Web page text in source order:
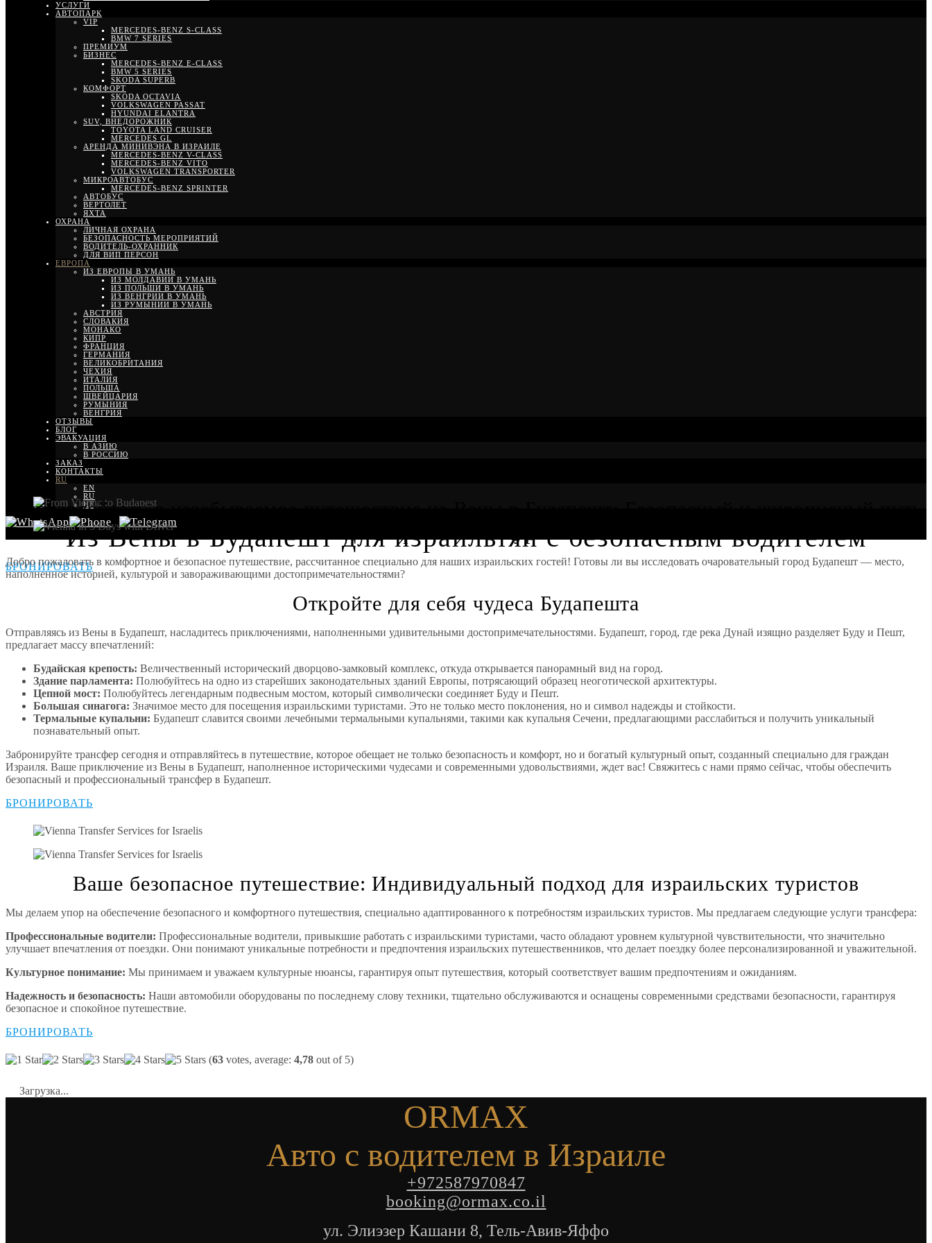
УСЛУГИ
АВТОПАРК
VIP
MERCEDES-BENZ S-CLASS
BMW 7 SERIES
ПРЕМИУМ
БИЗНЕС
MERCEDES-BENZ E-CLASS
BMW 5 SERIES
SKODA SUPERB
КОМФОРТ
SKODA OCTAVIA
VOLKSWAGEN PASSAT
HYUNDAI ELANTRA
SUV, ВНЕДОРОЖНИК
TOYOTA LAND CRUISER
MERCEDES GL
АРЕНДА МИНИВЭНА В ИЗРАИЛЕ
MERCEDES-BENZ V-CLASS
MERCEDES-BENZ VITO
VOLKSWAGEN TRANSPORTER
МИКРОАВТОБУС
MERCEDES-BENZ SPRINTER
АВТОБУС
ВЕРТОЛЕТ
ЯХТА
ОХРАНА
ЛИЧНАЯ ОХРАНА
БЕЗОПАСНОСТЬ МЕРОПРИЯТИЙ
ВОДИТЕЛЬ-ОХРАННИК
ДЛЯ ВИП ПЕРСОН
ЕВРОПА
ИЗ ЕВРОПЫ В УМАНЬ
ИЗ МОЛДАВИИ В УМАНЬ
ИЗ ПОЛЬШИ В УМАНЬ
ИЗ ВЕНГРИИ В УМАНЬ
ИЗ РУМЫНИИ В УМАНЬ
АВСТРИЯ
СЛОВАКИЯ
МОНАКО
КИПР
ФРАНЦИЯ
ГЕРМАНИЯ
ВЕЛИКОБРИТАНИЯ
ЧЕХИЯ
ИТАЛИЯ
ПОЛЬША
ШВЕЙЦАРИЯ
РУМЫНИЯ
ВЕНГРИЯ
ОТЗЫВЫ
БЛОГ
ЭВАКУАЦИЯ
В АЗИЮ
В РОССИЮ
ЗАКАЗ
КОНТАКТЫ
RU
EN
RU
HE
Из Вены в Будапешт для израильтян с безопасным водителем
БРОНИРОВАТЬ
Отправляйтесь в незабываемое путешествие из Вены в Будапешт: Безопасный и живописный путь
Добро пожаловать в комфортное и безопасное путешествие, рассчитанное специально для наших израильских гостей! Готовы ли вы исследовать очаровательный город Будапешт — место,
наполненное историей, культурой и завораживающими достопримечательностями?
Откройте для себя чудеса Будапешта
Отправляясь из Вены в Будапешт, насладитесь приключениями, наполненными удивительными достопримечательностями. Будапешт, город, где река Дунай изящно разделяет Буду и Пешт,
предлагает массу впечатлений:
Будайская крепость: Величественный исторический дворцово-замковый комплекс, откуда открывается панорамный вид на город.
Здание парламента: Полюбуйтесь на одно из старейших законодательных зданий Европы, потрясающий образец неоготической архитектуры.
Цепной мост: Полюбуйтесь легендарным подвесным мостом, который символически соединяет Буду и Пешт.
Большая синагога: Значимое место для посещения израильскими туристами. Это не только место поклонения, но и символ надежды и стойкости.
Термальные купальни: Будапешт славится своими лечебными термальными купальнями, такими как купальня Сечени, предлагающими расслабиться и получить уникальный
познавательный опыт.
Забронируйте трансфер сегодня и отправляйтесь в путешествие, которое обещает не только безопасность и комфорт, но и богатый культурный опыт, созданный специально для граждан
Израиля. Ваше приключение из Вены в Будапешт, наполненное историческими чудесами и современными удовольствиями, ждет вас! Свяжитесь с нами прямо сейчас, чтобы обеспечить
безопасный и профессиональный трансфер в Будапешт.
БРОНИРОВАТЬ
Ваше безопасное путешествие: Индивидуальный подход для израильских туристов
Мы делаем упор на обеспечение безопасного и комфортного путешествия, специально адаптированного к потребностям израильских туристов. Мы предлагаем следующие услуги трансфера:
Профессиональные водители: Профессиональные водители, привыкшие работать с израильскими туристами, часто обладают уровнем культурной чувствительности, что значительно
улучшает впечатления от поездки. Они понимают уникальные потребности и предпочтения израильских путешественников, что делает поездку более персонализированной и уважительной.
Культурное понимание: Мы принимаем и уважаем культурные нюансы, гарантируя опыт путешествия, который соответствует вашим предпочтениям и ожиданиям.
Надежность и безопасность: Наши автомобили оборудованы по последнему слову техники, тщательно обслуживаются и оснащены современными средствами безопасности, гарантируя
безопасное и спокойное путешествие.
БРОНИРОВАТЬ
(63 votes, average: 4,78 out of 5)
Загрузка...
ORMAX
Авто с водителем в Израиле
+972587970847
booking@ormax.co.il
ул. Элиэзер Кашани 8, Тель-Авив-Яффо